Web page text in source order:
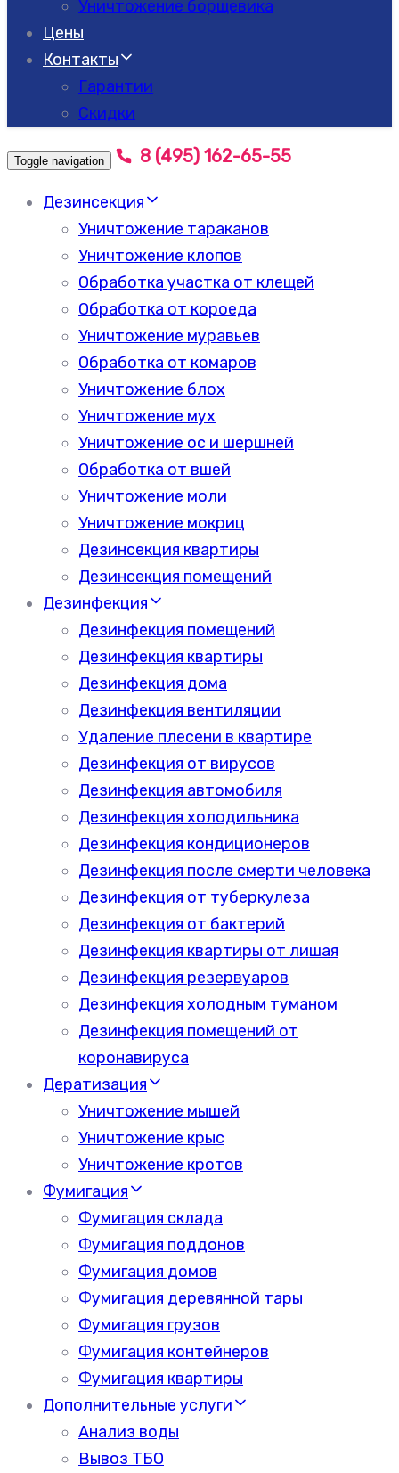
Уничтожение борщевика
Цены
Контакты
Гарантии
Скидки
Toggle navigation 8 (495) 162-65-55
Дезинсекция
Уничтожение тараканов
Уничтожение клопов
Обработка участка от клещей
Обработка от короеда
Уничтожение муравьев
Обработка от комаров
Уничтожение блох
Уничтожение мух
Уничтожение ос и шершней
Обработка от вшей
Уничтожение моли
Уничтожение мокриц
Дезинсекция квартиры
Дезинсекция помещений
Дезинфекция
Дезинфекция помещений
Дезинфекция квартиры
Дезинфекция дома
Дезинфекция вентиляции
Удаление плесени в квартире
Дезинфекция от вирусов
Дезинфекция автомобиля
Дезинфекция холодильника
Дезинфекция кондиционеров
Дезинфекция после смерти человека
Дезинфекция от туберкулеза
Дезинфекция от бактерий
Дезинфекция квартиры от лишая
Дезинфекция резервуаров
Дезинфекция холодным туманом
Дезинфекция помещений от
коронавируса
Дератизация
Уничтожение мышей
Уничтожение крыс
Уничтожение кротов
Фумигация
Фумигация склада
Фумигация поддонов
Фумигация домов
Фумигация деревянной тары
Фумигация грузов
Фумигация контейнеров
Фумигация квартиры
Дополнительные услуги
Анализ воды
Вывоз ТБО